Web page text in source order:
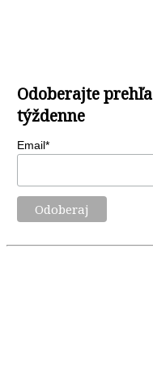
Odoberajte
týždenne
Email*